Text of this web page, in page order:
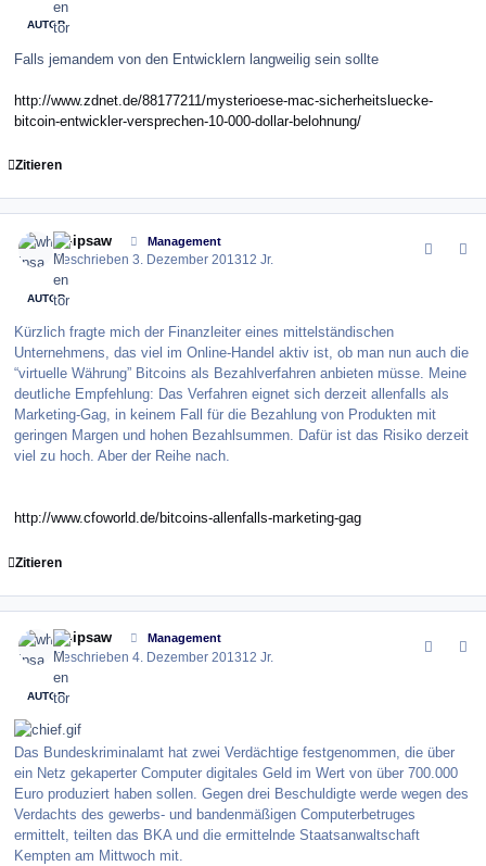
AUTOR
Falls jemandem von den Entwicklern langweilig sein sollte
http://www.zdnet.de/88177211/mysterioese-mac-sicherheitsluecke-
bitcoin-entwickler-versprechen-10-000-dollar-belohnung/
Zitieren
whipsaw Management
Geschrieben3. Dezember 201312 Jr.
AUTOR
Kürzlich fragte mich der Finanzleiter eines mittelständischen
Unternehmens, das viel im Online-Handel aktiv ist, ob man nun auch die
“virtuelle Währung” Bitcoins als Bezahlverfahren anbieten müsse. Meine
deutliche Empfehlung: Das Verfahren eignet sich derzeit allenfalls als
Marketing-Gag, in keinem Fall für die Bezahlung von Produkten mit
geringen Margen und hohen Bezahlsummen. Dafür ist das Risiko derzeit
viel zu hoch. Aber der Reihe nach.
http://www.cfoworld.de/bitcoins-allenfalls-marketing-gag
Zitieren
whipsaw Management
Geschrieben4. Dezember 201312 Jr.
AUTOR
Das Bundeskriminalamt hat zwei Verdächtige festgenommen, die über
ein Netz gekaperter Computer digitales Geld im Wert von über 700.000
Euro produziert haben sollen. Gegen drei Beschuldigte werde wegen des
Verdachts des gewerbs- und bandenmäßigen Computerbetruges
ermittelt, teilten das BKA und die ermittelnde Staatsanwaltschaft
Kempten am Mittwoch mit.